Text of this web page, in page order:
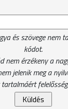
és szövege nem
kódot.
nem érzékeny a
jelenik meg a